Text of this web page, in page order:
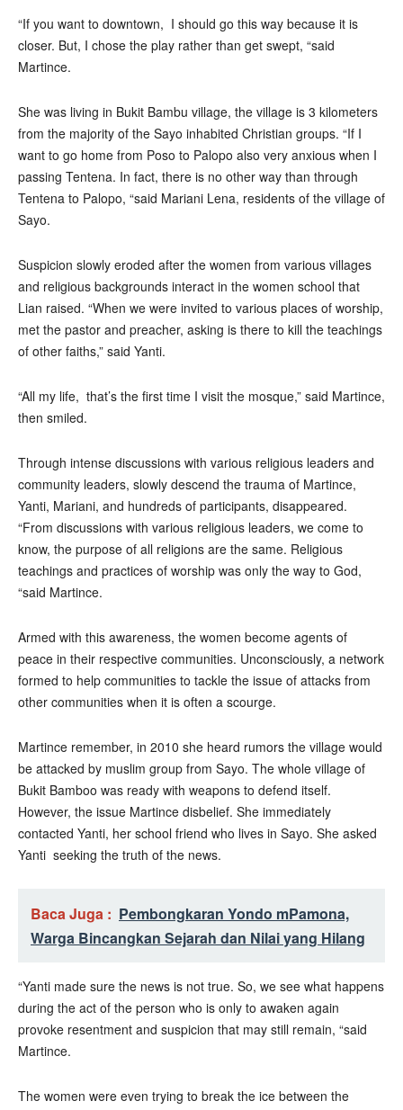
“If you want to downtown, I should go this way because it is
closer. But, I chose the play rather than get swept, “said
Martince.
She was living in Bukit Bambu village, the village is 3 kilometers
from the majority of the Sayo inhabited Christian groups. “If I
want to go home from Poso to Palopo also very anxious when I
passing Tentena. In fact, there is no other way than through
Tentena to Palopo, “said Mariani Lena, residents of the village of
Sayo.
Suspicion slowly eroded after the women from various villages
and religious backgrounds interact in the women school that
Lian raised. “When we were invited to various places of worship,
met the pastor and preacher, asking is there to kill the teachings
of other faiths,” said Yanti.
“All my life, that’s the first time I visit the mosque,” said Martince,
then smiled.
Through intense discussions with various religious leaders and
community leaders, slowly descend the trauma of Martince,
Yanti, Mariani, and hundreds of participants, disappeared.
“From discussions with various religious leaders, we come to
know, the purpose of all religions are the same. Religious
teachings and practices of worship was only the way to God,
“said Martince.
Armed with this awareness, the women become agents of
peace in their respective communities. Unconsciously, a network
formed to help communities to tackle the issue of attacks from
other communities when it is often a scourge.
Martince remember, in 2010 she heard rumors the village would
be attacked by muslim group from Sayo. The whole village of
Bukit Bamboo was ready with weapons to defend itself.
However, the issue Martince disbelief. She immediately
contacted Yanti, her school friend who lives in Sayo. She asked
Yanti seeking the truth of the news.
Baca Juga : Pembongkaran Yondo mPamona,
Warga Bincangkan Sejarah dan Nilai yang Hilang
“Yanti made sure the news is not true. So, we see what happens
during the act of the person who is only to awaken again
provoke resentment and suspicion that may still remain, “said
Martince.
The women were even trying to break the ice between the